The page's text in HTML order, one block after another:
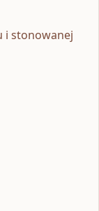
i stonowanej